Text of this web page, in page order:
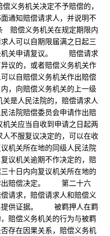
务机关决定不予赔偿的，
通知赔偿请求人，并说明不
偿义务机关在规定期限内
人可以自期限届满之日起三
机关申请复议。 赔偿请求
议的，或者赔偿义务机关作
以自赔偿义务机关作出赔偿
，向赔偿义务机关的上一级
人民法院的，赔偿请求人
法院赔偿委员会申请作出赔
应当自收到申请之日起两
服复议决定的，可以在收
机关所在地的同级人民法院
议机关逾期不作决定的，赔
十日内向复议机关所在地的
出赔偿决定。 第二十六
请求，赔偿请求人和赔偿义
提供证据。 被羁押人在羁
赔偿义务机关的行为与被羁
存在因果关系，赔偿义务机